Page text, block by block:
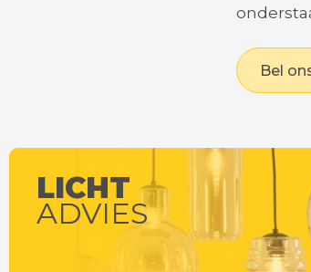
Bel
LICHT
ADVIES